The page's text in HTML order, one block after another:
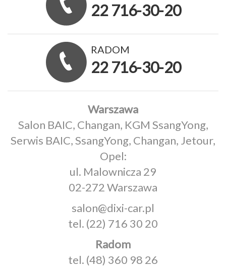
22 716-30-20
RADOM
22 716-30-20
Warszawa
Salon BAIC, Changan, KGM SsangYong,
Serwis BAIC, SsangYong, Changan, Jetour,
Opel:
ul. Malownicza 29
02-272 Warszawa
salon@dixi-car.pl
tel. (22) 716 30 20
Radom
tel. (48) 360 98 26